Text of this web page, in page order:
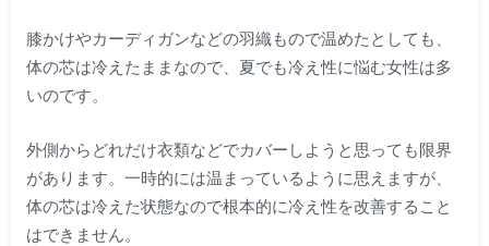
膝かけやカーディガンなどの羽織もので温めたとしても、
体の芯は冷えたままなので、夏でも冷え性に悩む女性は多
いのです。
外側からどれだけ衣類などでカバーしようと思っても限界
があります。一時的には温まっているように思えますが、
体の芯は冷えた状態なので根本的に冷え性を改善すること
はできません。